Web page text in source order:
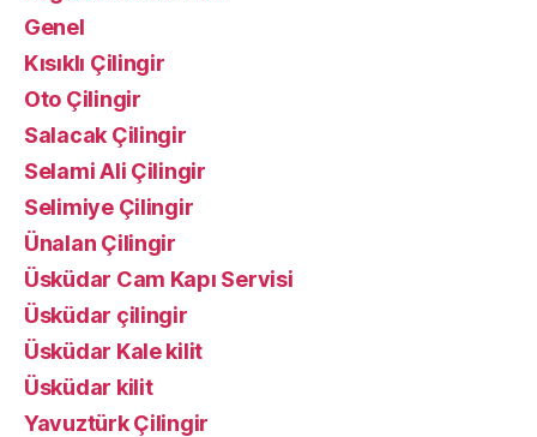
Genel
Kısıklı Çilingir
Oto Çilingir
Salacak Çilingir
Selami Ali Çilingir
Selimiye Çilingir
Ünalan Çilingir
Üsküdar Cam Kapı Servisi
Üsküdar çilingir
Üsküdar Kale kilit
Üsküdar kilit
Yavuztürk Çilingir